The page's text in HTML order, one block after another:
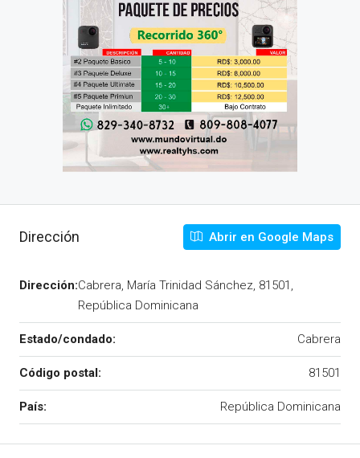
Dirección Abrir en Google Maps
Dirección:Cabrera, María Trinidad Sánchez, 81501,
República Dominicana
Estado/condado: Cabrera
Código postal: 81501
País: República Dominicana